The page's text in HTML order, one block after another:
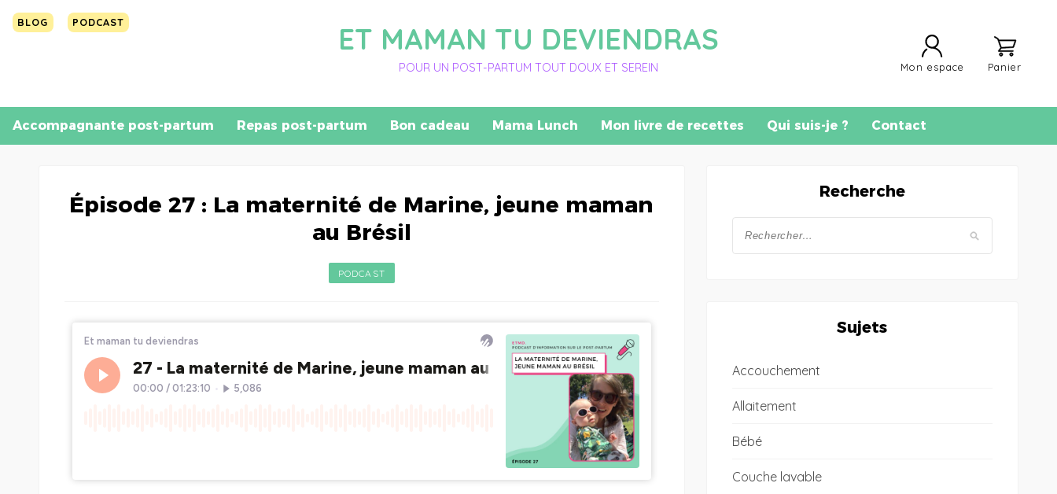
ET MAMAN TU DEVIENDRAS
POUR UN POST-PARTUM TOUT DOUX ET SEREIN
Accompagnante post-partum Repas post-partum Bon cadeau Mama Lunch Mon livre de recettes Qui suis-je ? Contact
BLOG PODCAST
Mon espace Panier
Épisode 27 : La maternité de Marine, jeune maman
au Brésil
PODCAST
Recherche
Sujets
Accouchement
Allaitement
Bébé
Couche lavable